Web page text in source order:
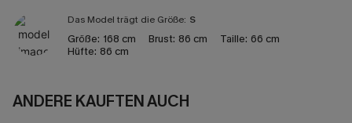
Das Model trägt die Größe: S
Größe: 168 cm Brust: 86 cm Taille: 66 cm
Hüfte: 86 cm
ANDERE KAUFTEN AUCH